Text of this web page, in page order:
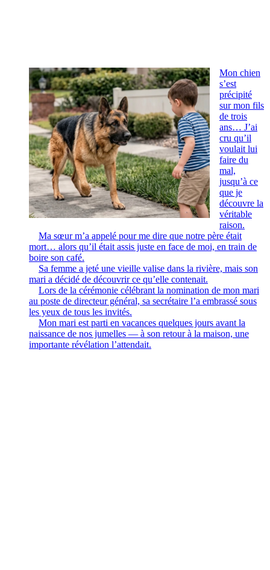
Mon chien
s’est
précipité
sur mon fils
de trois
ans… J’ai
cru qu’il
voulait lui
faire du
mal,
jusqu’à ce
que je
découvre la
véritable
raison.
Ma sœur m’a appelé pour me dire que notre père était
mort… alors qu’il était assis juste en face de moi, en train de
boire son café.
Sa femme a jeté une vieille valise dans la rivière, mais son
mari a décidé de découvrir ce qu’elle contenait.
Lors de la cérémonie célébrant la nomination de mon mari
au poste de directeur général, sa secrétaire l’a embrassé sous
les yeux de tous les invités.
Mon mari est parti en vacances quelques jours avant la
naissance de nos jumelles — à son retour à la maison, une
importante révélation l’attendait.